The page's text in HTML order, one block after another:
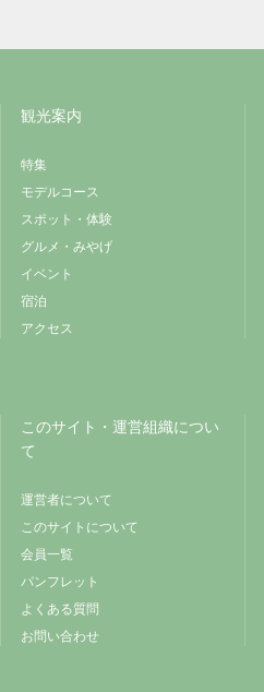
観光案内
特集
モデルコース
スポット・体験
グルメ・みやげ
イベント
宿泊
アクセス
このサイト・運営組織につい
て
運営者について
このサイトについて
会員一覧
パンフレット
よくある質問
お問い合わせ